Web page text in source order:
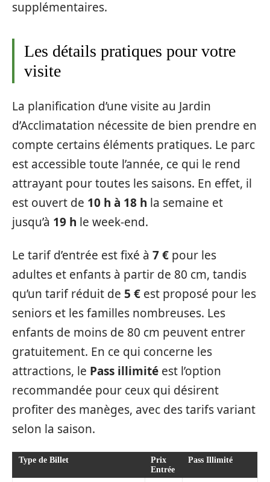
supplémentaires.
Les détails pratiques pour votre
visite
La planification d’une visite au Jardin
d’Acclimatation nécessite de bien prendre en
compte certains éléments pratiques. Le parc
est accessible toute l’année, ce qui le rend
attrayant pour toutes les saisons. En effet, il
est ouvert de 10 h à 18 h la semaine et
jusqu’à 19 h le week-end.
Le tarif d’entrée est fixé à 7 € pour les
adultes et enfants à partir de 80 cm, tandis
qu’un tarif réduit de 5 € est proposé pour les
seniors et les familles nombreuses. Les
enfants de moins de 80 cm peuvent entrer
gratuitement. En ce qui concerne les
attractions, le Pass illimité est l’option
recommandée pour ceux qui désirent
profiter des manèges, avec des tarifs variant
selon la saison.
Type de Billet
Prix
Entrée
Pass Illimité